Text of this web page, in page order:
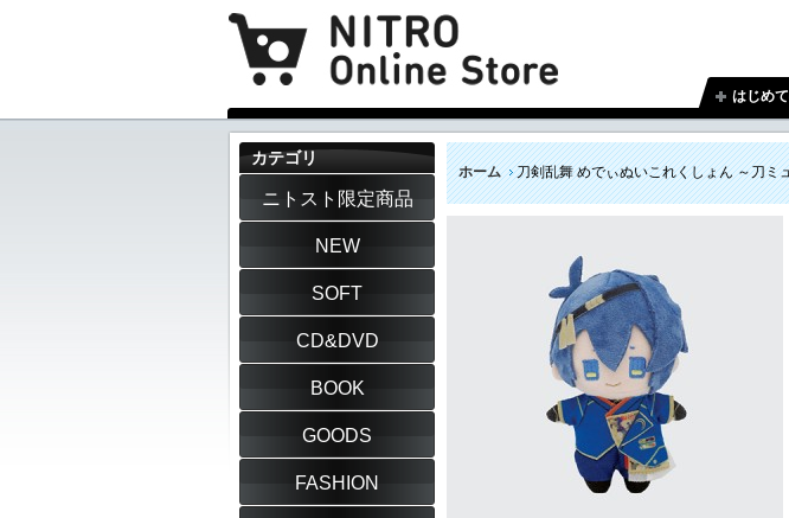
はじめ
ホーム 刀剣乱舞 めでぃぬいこれくしょん ～刀ミ
カテゴリ
ニトスト限定商品
NEW
SOFT
CD&DVD
BOOK
GOODS
FASHION